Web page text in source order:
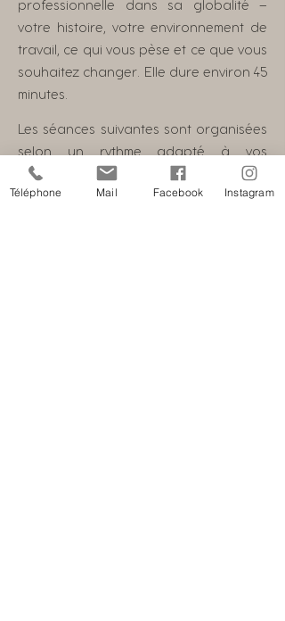
professionnelle dans sa globalité —
votre histoire, votre environnement de
travail, ce qui vous pèse et ce que vous
souhaitez changer. Elle dure environ 45
minutes.
Les séances suivantes sont organisées
selon un rythme adapté à vos
contraintes, généralement toutes les
deux semaines.
Téléphone Mail Facebook Instagram